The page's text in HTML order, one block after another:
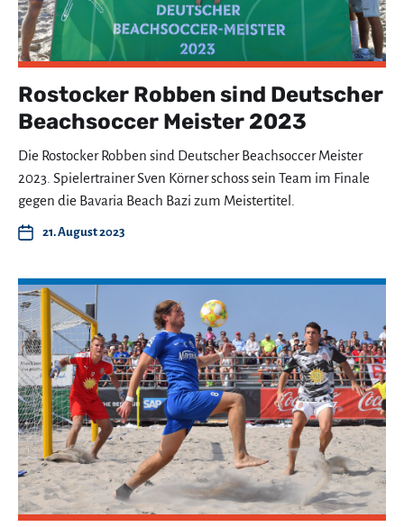
Rostocker Robben sind Deutscher
Beachsoccer Meister 2023
Die Rostocker Robben sind Deutscher Beachsoccer Meister
2023. Spielertrainer Sven Körner schoss sein Team im Finale
gegen die Bavaria Beach Bazi zum Meistertitel.
21. August 2023